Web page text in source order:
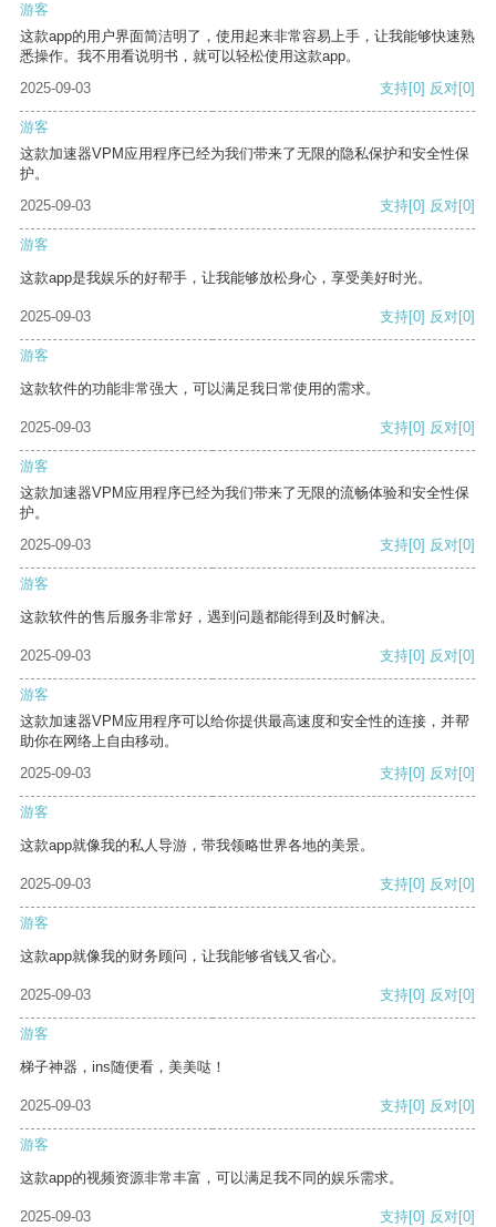
游客
这款app的用户界面简洁明了，使用起来非常容易上手，让我能够快速熟
悉操作。我不用看说明书，就可以轻松使用这款app。
2025-09-03
支持[0] 反对[0]
游客
这款加速器VPM应用程序已经为我们带来了无限的隐私保护和安全性保
护。
2025-09-03
支持[0] 反对[0]
游客
这款app是我娱乐的好帮手，让我能够放松身心，享受美好时光。
2025-09-03 支持[0] 反对[0]
游客
这款软件的功能非常强大，可以满足我日常使用的需求。
2025-09-03 支持[0] 反对[0]
游客
这款加速器VPM应用程序已经为我们带来了无限的流畅体验和安全性保
护。
2025-09-03
支持[0] 反对[0]
游客
这款软件的售后服务非常好，遇到问题都能得到及时解决。
2025-09-03 支持[0] 反对[0]
游客
这款加速器VPM应用程序可以给你提供最高速度和安全性的连接，并帮
助你在网络上自由移动。
2025-09-03
支持[0] 反对[0]
游客
这款app就像我的私人导游，带我领略世界各地的美景。
2025-09-03 支持[0] 反对[0]
游客
这款app就像我的财务顾问，让我能够省钱又省心。
2025-09-03 支持[0] 反对[0]
游客
梯子神器，ins随便看，美美哒！
2025-09-03 支持[0] 反对[0]
游客
这款app的视频资源非常丰富，可以满足我不同的娱乐需求。
2025-09-03 支持[0] 反对[0]